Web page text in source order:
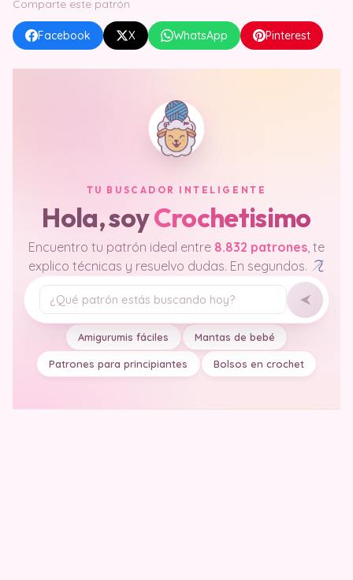
Comparte este patrón
Facebook X WhatsApp Pinterest
TU BUSCADOR INTELIGENTE
Hola, soyCrochetisimo
Encuentro tu patrón ideal entre 8.832 patrones, te
explico técnicas y resuelvo dudas. En segundos.
Tu pregunta
Amigurumis fáciles Mantas de bebé
Patrones para principiantes Bolsos en crochet